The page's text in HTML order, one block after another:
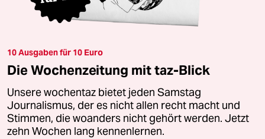
10 Ausgaben für 10 Euro
Die Wochenzeitung mit taz-Blick
Unsere wochentaz bietet jeden Samstag
Journalismus, der es nicht allen recht macht und
Stimmen, die woanders nicht gehört werden. Jetzt
zehn Wochen lang kennenlernen.